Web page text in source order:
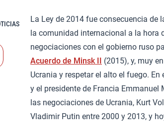
La Ley de 2014 fue consecuencia de
la comunidad internacional a la hora
negociaciones con el gobierno ruso
Acuerdo de Minsk II (2015), y, muy
Ucrania y respetar el alto el fuego.
y el presidente de Francia Emmanuel
las negociaciones de Ucrania, Kurt
Vladimir Putin entre 2000 y 2013, y